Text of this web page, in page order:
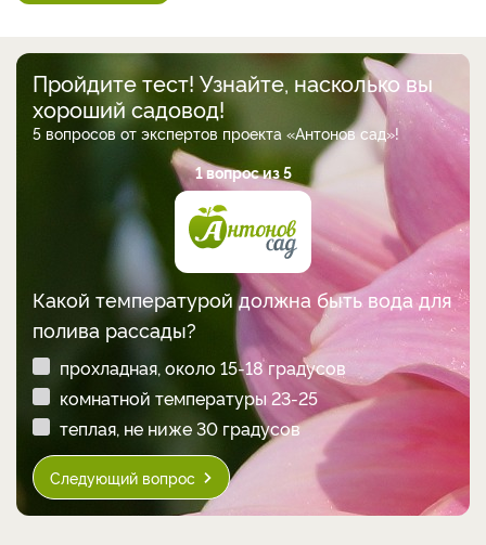
Пройдите тест! Узнайте, насколько вы
хороший садовод!
5 вопросов от экспертов проекта «Антонов сад»!
1 вопрос из 5
Какой температурой должна быть вода для
полива рассады?
прохладная, около 15-18 градусов
комнатной температуры 23-25
теплая, не ниже 30 градусов
Следующий вопрос